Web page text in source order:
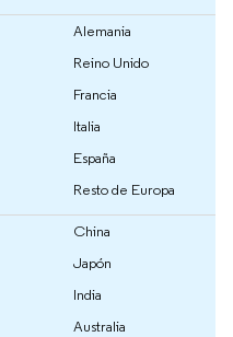
Alemania
Reino Unido
Francia
Italia
España
Resto de Europa
China
Japón
India
Australia